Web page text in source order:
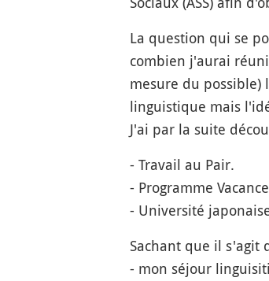
La question qui se
combien j'aurai
mesure du possible)
linguistique mais
J'ai par la suite
- Travail au Pair.
- Programme
- Université
Sachant que il s'agit
- mon séjour